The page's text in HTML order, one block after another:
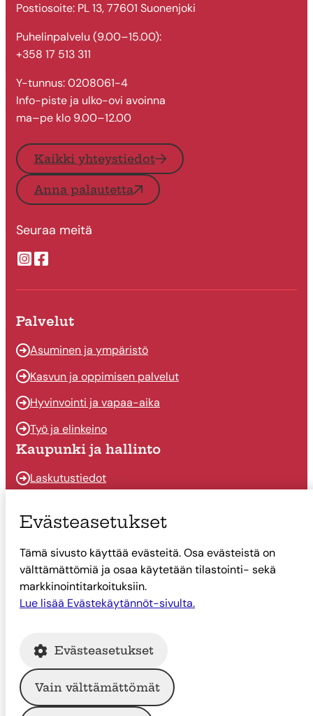
Postiosoite: PL 13, 77601 Suonenjoki
Puhelinpalvelu (9.00–15.00):
+358 17 513 311
Y-tunnus: 0208061-4
Info-piste ja ulko-ovi avoinna
ma–pe klo 9.00–12.00
Kaikki yhteystiedot
Anna palautetta
Seuraa meitä
Suonenjoen kaupungin Instragram
Suonenjoen kaupungin Facebook
Palvelut
Asuminen ja ympäristö
Kasvun ja oppimisen palvelut
Hyvinvointi ja vapaa-aika
Työ ja elinkeino
Kaupunki ja hallinto
Laskutustiedot
Päätöksenteko
Talous
Yhteystiedot
Tietoa Suonenjoesta
Tietoa Suonenjoesta
© Suonenjoen kaupunki
Evästeasetukset
Tämä sivusto käyttää evästeitä. Osa evästeistä on
välttämättömiä ja osaa käytetään tilastointi- sekä
markkinointitarkoituksiin.
Lue lisää Evästekäytännöt-sivulta.
Evästeasetukset
Vain välttämättömät